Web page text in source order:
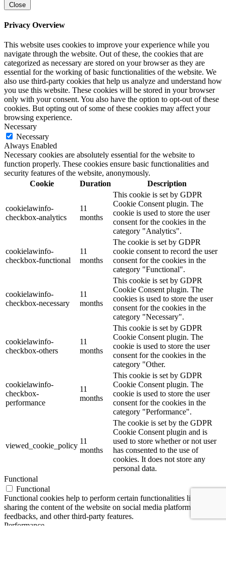
Terms & Conditions
Privacy Policy
experience by remembering your preferences and repeat visits. By
clicking “Accept All”, you consent to the use of ALL the cookies.
However, you may visit "Cookie Settings" to provide a controlled
consent. Read More
RejectAccept
Close
Privacy Overview
This website uses cookies to improve your experience while you
navigate through the website. Out of these, the cookies that are
categorized as necessary are stored on your browser as they are
essential for the working of basic functionalities of the website. We
also use third-party cookies that help us analyze and understand how
you use this website. These cookies will be stored in your browser
only with your consent. You also have the option to opt-out of these
cookies. But opting out of some of these cookies may affect your
Always Enabled
Necessary cookies are absolutely essential for the website to
function properly. These cookies ensure basic functionalities and
security features of the website, anonymously.
Cookie
Duration Description
This cookie is set by GDPR
Cookie Consent plugin. The
cookie is used to store the user
consent for the cookies in the
category "Analytics".
The cookie is set by GDPR
cookie consent to record the user
consent for the cookies in the
category "Functional".
cookielawinfo-
11
This cookie is set by GDPR
Cookie Consent plugin. The
cookies is used to store the user
consent for the cookies in the
category "Necessary".
cookielawinfo-
11
This cookie is set by GDPR
Cookie Consent plugin. The
cookie is used to store the user
consent for the cookies in the
category "Other.
cookielawinfo-
checkbox-
performance
11
months
Cookie Consent plugin. The
cookie is used to store the user
consent for the cookies in the
category "Performance".